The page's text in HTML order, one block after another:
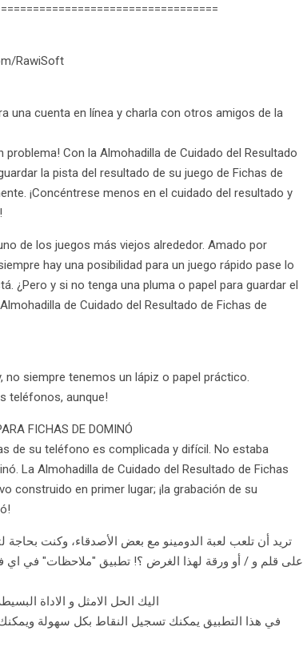
RawiSoft
una cuenta en línea y charla con otros amigos de la
problema! Con la Almohadilla de Cuidado del Resultado
la pista del resultado de su juego de Fichas de
¡Concéntrese menos en el cuidado del resultado y
de los juegos más viejos alrededor. Amado por
hay una posibilidad para un juego rápido pase lo
¿Pero y si no tenga una pluma o papel para guardar el
de Cuidado del Resultado de Fichas de
no siempre tenemos un lápiz o papel práctico.
teléfonos, aunque!
FICHAS DE DOMINÓ
de su teléfono es complicada y difícil. No estaba
La Almohadilla de Cuidado del Resultado de Fichas
construido en primer lugar; ¡la grabación de su
تريد أن تلعب لعبة الدومينو مع بعض الأصدقاء، وكنت بحاجة
على قلم و / أو ورقة لهذا الغرض ؟! تطبيق "ملاحظات" في اي
"اليك الحل الامثل و الاداة
في هذا التطبيق يمكنك تسجيل النقاط بكل سهولة